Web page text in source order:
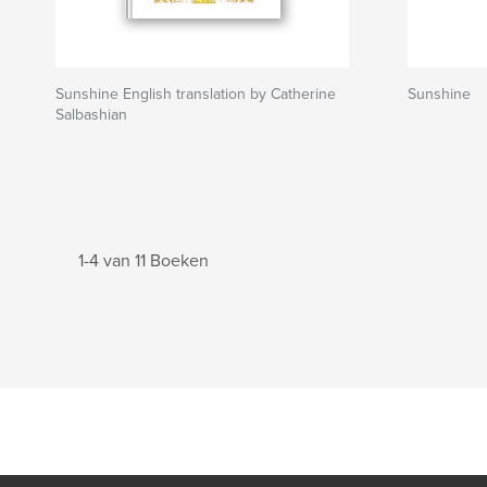
Sunshine English translation by Catherine
Salbashian
Sunshine
1-4 van 11 Boeken